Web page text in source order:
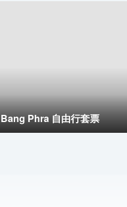
Bang Phra 自由行套票